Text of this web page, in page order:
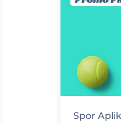
Spor